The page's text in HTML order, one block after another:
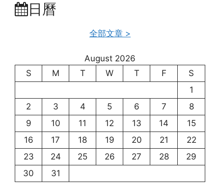
日曆
全部文章 >
August 2026
S
M T W T F
S
1
2
3 4 5 6 7
8
9
10 11 12 13 14
15
16
17 18 19 20 21
22
23
24 25 26 27 28
29
30
31